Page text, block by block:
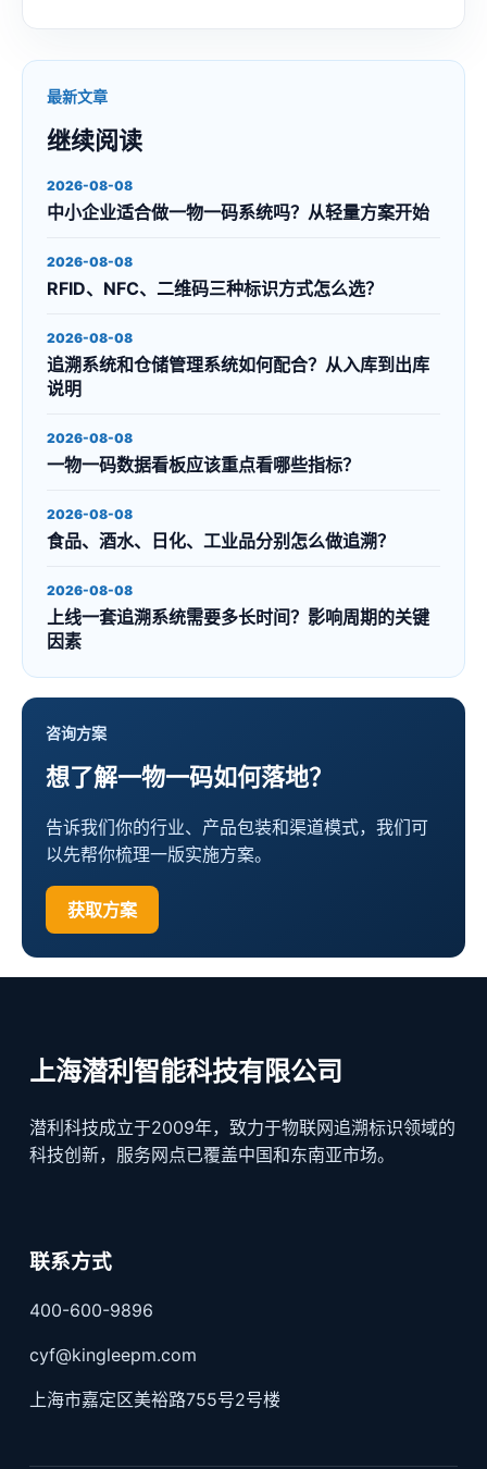
最新文章
继续阅读
2026-08-08
中小企业适合做一物一码系统吗？从轻量方案开始
2026-08-08
RFID、NFC、二维码三种标识方式怎么选？
2026-08-08
追溯系统和仓储管理系统如何配合？从入库到出库
说明
2026-08-08
一物一码数据看板应该重点看哪些指标？
2026-08-08
食品、酒水、日化、工业品分别怎么做追溯？
2026-08-08
上线一套追溯系统需要多长时间？影响周期的关键
因素
咨询方案
想了解一物一码如何落地？
告诉我们你的行业、产品包装和渠道模式，我们可
以先帮你梳理一版实施方案。
获取方案
上海潜利智能科技有限公司
潜利科技成立于2009年，致力于物联网追溯标识领域的
科技创新，服务网点已覆盖中国和东南亚市场。
联系方式
400-600-9896
cyf@kingleepm.com
上海市嘉定区美裕路755号2号楼